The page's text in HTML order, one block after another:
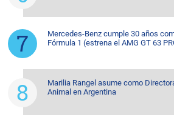
Mercedes-Benz cumple 30 años
Fórmula 1 (estrena el AMG GT 63
Marilia Rangel asume como
Animal en Argentina